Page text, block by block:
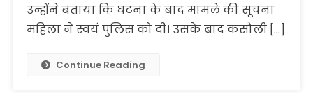
उन्होंने बताया कि घटना के बाद मामले की सूचना
महिला ने स्वयं पुलिस को दी। उसके बाद कसौली […]
Continue Reading